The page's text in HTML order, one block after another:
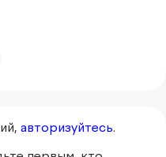
авторизуйтесь.